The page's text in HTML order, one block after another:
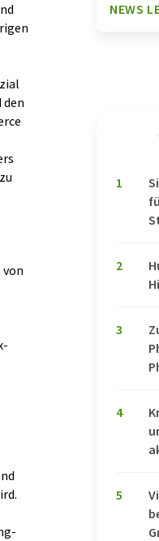
den
NEWS
1
2
3
4
5